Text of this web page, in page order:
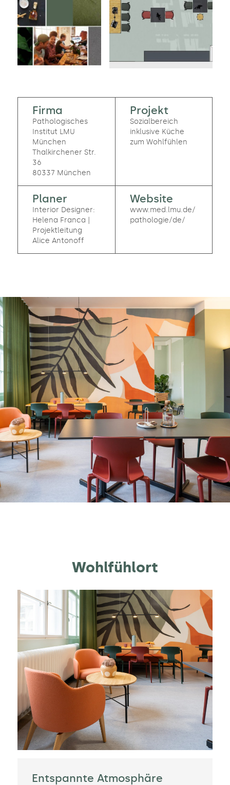
Firma
Pathologisches
Institut LMU
München
Thalkirchener Str.
36
80337 München
Projekt
Sozialbereich
inklusive Küche
zum Wohlfühlen
Planer
Interior Designer:
Helena Franca |
Projektleitung
Alice Antonoff
Website
www.med.lmu.de/
pathologie/de/
Wohlfühlort
Entspannte Atmosphäre